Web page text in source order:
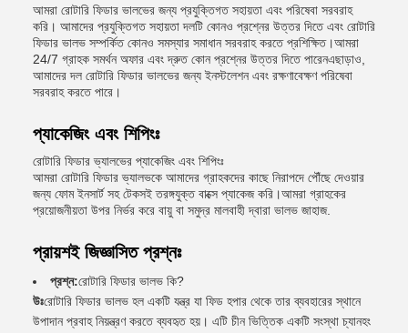
আমরা রোটারি ফিডার ভালভের জন্য প্রযুক্তিগত সহায়তা এবং পরিষেবা সরবরাহ
করি। আমাদের প্রযুক্তিগত সহায়তা দলটি কোনও প্রশ্নের উত্তর দিতে এবং রোটারি
ফিডার ভালভ সম্পর্কিত কোনও সমস্যার সমাধান সরবরাহ করতে প্রশিক্ষিত।আমরা
24/7 গ্রাহক সমর্থন অফার এবং দ্রুত কোন প্রশ্নের উত্তর দিতে পারেনএছাড়াও,
আমাদের দল রোটারি ফিডার ভালভের জন্য ইনস্টলেশন এবং রক্ষণাবেক্ষণ পরিষেবা
সরবরাহ করতে পারে।
প্যাকেজিং এবং শিপিংঃ
রোটারি ফিডার ভ্যালভের প্যাকেজিং এবং শিপিংঃ
আমরা রোটারি ফিডার ভ্যালভকে আমাদের গ্রাহকদের কাছে নিরাপদে পৌঁছে দেওয়ার
জন্য ফোম ইনসার্ট সহ টেকসই তরঙ্গযুক্ত বাক্সে প্যাকেজ করি।আমরা গ্রাহকের
প্রয়োজনীয়তা উপর নির্ভর করে বায়ু বা সমুদ্র মালবাহী দ্বারা ভালভ জাহাজ.
প্রায়শই জিজ্ঞাসিত প্রশ্নঃ
প্রশ্ন:রোটারি ফিডার ভালভ কি?
উঃরোটারি ফিডার ভালভ হল একটি যন্ত্র যা ফিড হপার থেকে তার ব্যবহারের স্থানে
উপাদান প্রবাহ নিয়ন্ত্রণ করতে ব্যবহৃত হয়। এটি চীন ভিত্তিক একটি সংস্থা চ্যানহং